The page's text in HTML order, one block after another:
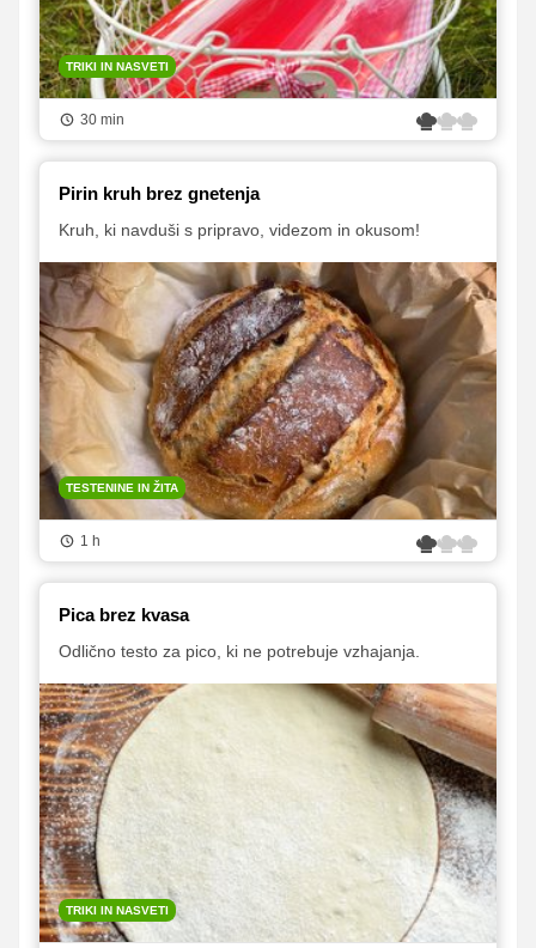
TRIKI IN NASVETI
30 min
Pirin kruh brez gnetenja
Kruh, ki navduši s pripravo, videzom in okusom!
TESTENINE IN ŽITA
1 h
Pica brez kvasa
Odlično testo za pico, ki ne potrebuje vzhajanja.
TRIKI IN NASVETI